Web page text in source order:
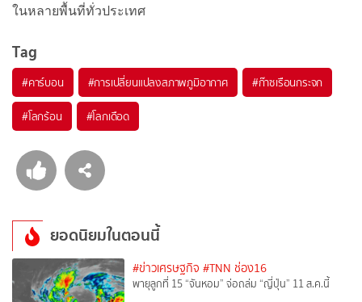
ในหลายพื้นที่ทั่วประเทศ
Tag
#คาร์บอน #การเปลี่ยนแปลงสภาพภูมิอากาศ #ก๊าซเรือนกระจก
#โลกร้อน #โลกเดือด
ยอดนิยมในตอนนี้
#ข่าวเศรษฐกิจ #TNN ช่อง16
พายุลูกที่ 15 “จันหอม” จ่อถล่ม “ญี่ปุ่น” 11 ส.ค.นี้